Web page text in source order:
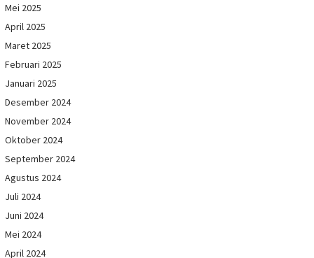
Mei 2025
April 2025
Maret 2025
Februari 2025
Januari 2025
Desember 2024
November 2024
Oktober 2024
September 2024
Agustus 2024
Juli 2024
Juni 2024
Mei 2024
April 2024